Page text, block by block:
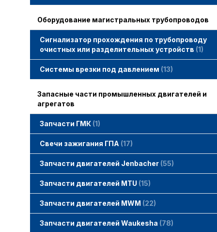
Оборудование магистральных трубопроводов
Сигнализатор прохождения по трубопроводу
очистных или разделительных устройств 1
Системы врезки под давлением 13
Запасные части промышленных двигателей и
агрегатов
Запчасти ГМК 1
Свечи зажигания ГПА 17
Запчасти двигателей Jenbacher 55
Запчасти двигателей MTU 15
Запчасти двигателей MWM 22
Запчасти двигателей Waukesha 78